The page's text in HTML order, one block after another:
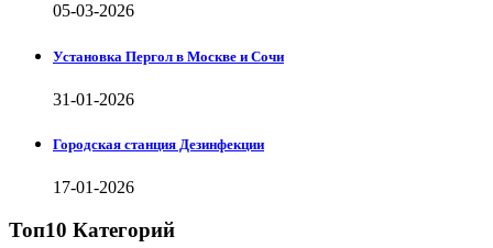
05-03-2026
Установка Пергол в Москве и Сочи
31-01-2026
Городская станция Дезинфекции
17-01-2026
Топ10 Категорий